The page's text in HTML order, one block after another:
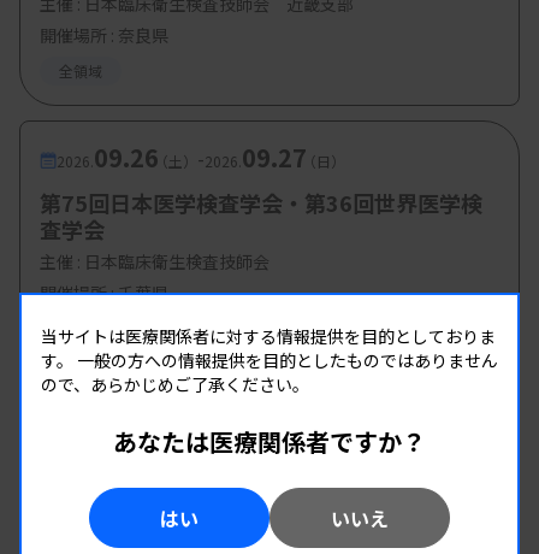
開催場所 : 奈良県
全領域
2026. 09.26（土） -2026. 09.27（日）
第75回日本医学検査学会・第36回世界医学検
査学会
主催 : 日本臨床衛生検査技師会
開催場所 : 千葉県
全領域
当サイトは医療関係者に対する情報提供を目的としておりま
す。 一般の方への情報提供を目的としたものではありません
ので、あらかじめご了承ください。
あなたは医療関係者ですか？
はい いいえ